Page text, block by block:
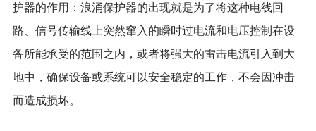
护器的作用：浪涌保护器的出现就是为了将这种电线回
路、信号传输线上突然窜入的瞬时过电流和电压控制在设
备所能承受的范围之内，或者将强大的雷击电流引入到大
地中，确保设备或系统可以安全稳定的工作，不会因冲击
而造成损坏。